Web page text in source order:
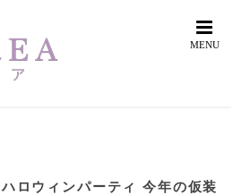
ハロウィンパーティ 今年の仮装